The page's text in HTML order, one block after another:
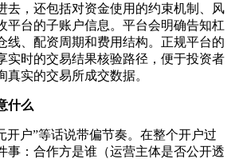
去，还包括对资金使用的约束机制、风
平台的子账户信息。平台会明确告知杠
线、配资周期和费用结构。正规平台的
实时的交易结果核验路径，便于投资者
真实的交易所成交数据。
什么
开户”等话说带偏节奏。在整个开户过
事：合作方是谁（运营主体是否公开透